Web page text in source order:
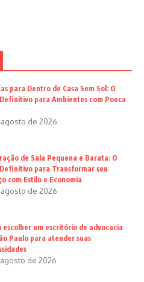
para Dentro de Casa Sem Sol: O
para Ambientes com Pouca
de 2026
de Sala Pequena e Barata: O
para Transformar seu
com Estilo e Economia
de 2026
escolher um escritório de advocacia
Paulo para atender suas
de 2026